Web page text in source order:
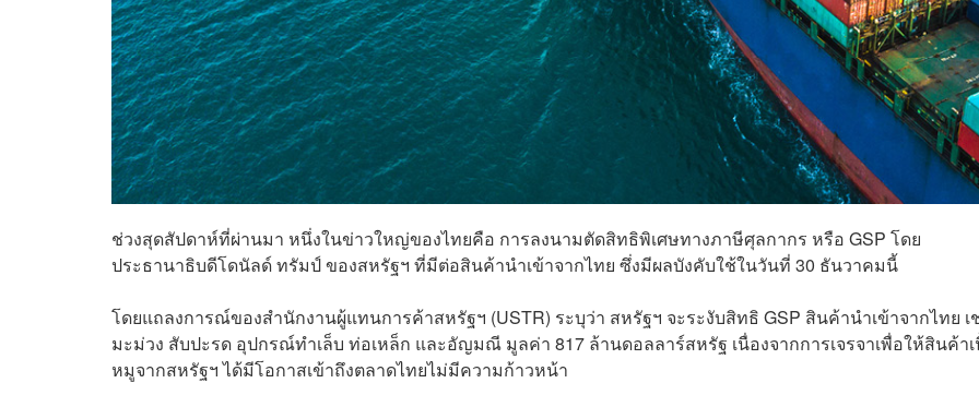
ช่วงสุดสัปดาห์ที่ผ่านมา หนึ่งในข่าวใหญ่ของไทยคือ การลงนามตัดสิทธิพิเศษทางภาษีศุลกากร หรือ GSP โดย
ประธานาธิบดีโดนัลด์ ทรัมป์ ของสหรัฐฯ ​ที่มีต่อสินค้านำเข้าจากไทย ซึ่งมีผลบังคับใช้ในวันที่ 30 ธันวาคมนี้
โดยแถลงการณ์ของสำนักงานผู้แทนการค้าสหรัฐฯ (USTR) ระบุว่า สหรัฐฯ จะระงับสิทธิ GSP สินค้านำเข้าจากไทย เ
มะม่วง สับปะรด อุปกรณ์ทำเล็บ ท่อเหล็ก และอัญมณี มูลค่า 817 ล้านดอลลาร์สหรัฐ เนื่องจากการเจรจาเพื่อให้สินค้า
หมูจากสหรัฐฯ ได้มีโอกาสเข้าถึงตลาดไทยไม่มีความก้าวหน้า